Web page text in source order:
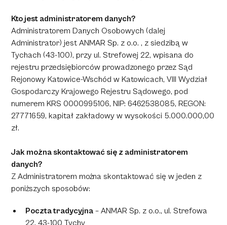
Kto jest administratorem danych?
Administratorem Danych Osobowych (dalej
Administrator) jest ANMAR Sp. z o.o. , z siedzibą w
Tychach (43-100), przy ul. Strefowej 22, wpisana do
rejestru przedsiębiorców prowadzonego przez Sąd
Rejonowy Katowice-Wschód w Katowicach, VIII Wydział
Gospodarczy Krajowego Rejestru Sądowego, pod
numerem KRS 0000995106, NIP: 6462538085, REGON:
27771659, kapitał zakładowy w wysokości 5.000.000,00
zł.
Jak można skontaktować się z administratorem
danych?
Z Administratorem można skontaktować się w jeden z
poniższych sposobów:
Poczta tradycyjna – ANMAR Sp. z o.o., ul. Strefowa
22, 43-100 Tychy